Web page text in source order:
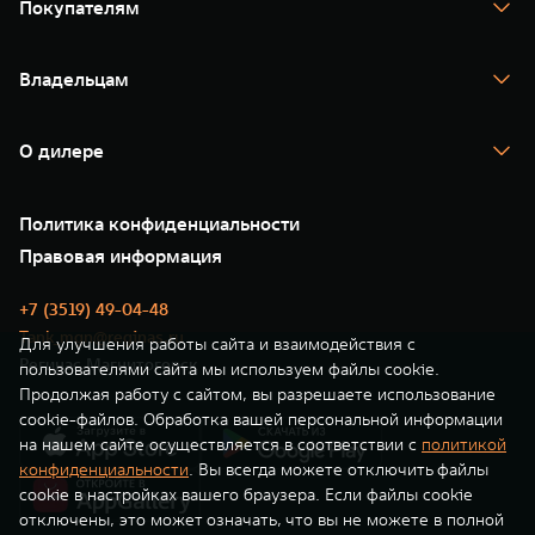
TANK 500
Покупателям
Тест-драйв
TANK Финансы
Корпоративным клиентам
Зарядные станции
Владельцам
Помощь на дороге
Новые цифровые сервисы TANK
Сервис
Нулевое ТО
Моторные масла
О дилере
35 лет GWM
GWM ТЕХ ДЕНЬ
Новости
Политика конфиденциальности
Правовая информация
+7 (3519) 49-04-48
Tank_mgn@reginas.ru
Регинас Магнитогорск
Для улучшения работы сайта и взаимодействия с
пользователями сайта мы используем файлы cookie.
Продолжая работу с сайтом, вы разрешаете использование
cookie-файлов. Обработка вашей персональной информации
на нашем сайте осуществляется в соответствии с политикой
конфиденциальности. Вы всегда можете отключить файлы
cookie в настройках вашего браузера. Если файлы cookie
отключены, это может означать, что вы не можете в полной